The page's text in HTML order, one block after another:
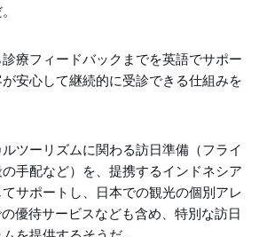
だ。
療フィードバックまでを英語でサポー
安心して継続的に受診できる仕組みを
ツーリズムに関わる訪日準備（フライ
手配など）を、提携するインドネシア
サポートし、日本での観光の個別アレ
優待サービスなども含め、特別な訪日